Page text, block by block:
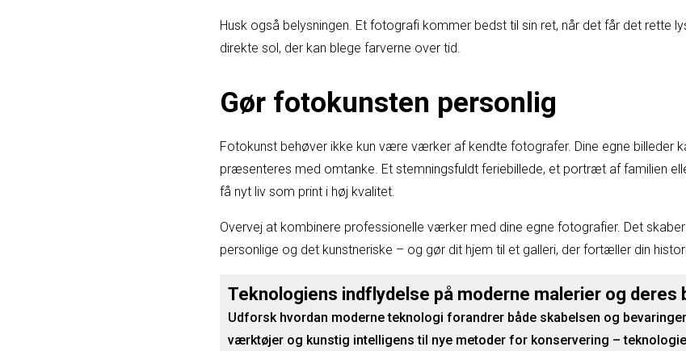
Husk også belysningen. Et fotografi kommer bedst til sin ret, når det får det rette
direkte sol, der kan blege farverne over tid.
Gør fotokunsten personlig
Fotokunst behøver ikke kun være værker af kendte fotografer. Dine egne billeder
præsenteres med omtanke. Et stemningsfuldt feriebillede, et portræt af familien
få nyt liv som print i høj kvalitet.
Overvej at kombinere professionelle værker med dine egne fotografier. Det
personlige og det kunstneriske – og gør dit hjem til et galleri, der fortæller din
Teknologiens indflydelse på moderne malerier og deres
Udforsk hvordan moderne teknologi forandrer både skabelsen og
værktøjer og kunstig intelligens til nye metoder for konservering –